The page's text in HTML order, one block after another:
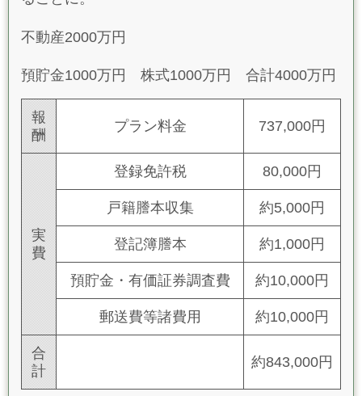
不動産2000万円
預貯金1000万円 株式1000万円 合計4000万円
報
酬
プラン料金 737,000円
実
費
登録免許税 80,000円
戸籍謄本収集 約5,000円
登記簿謄本 約1,000円
預貯金・有価証券調査費 約10,000円
郵送費等諸費用 約10,000円
合
計
約843,000円